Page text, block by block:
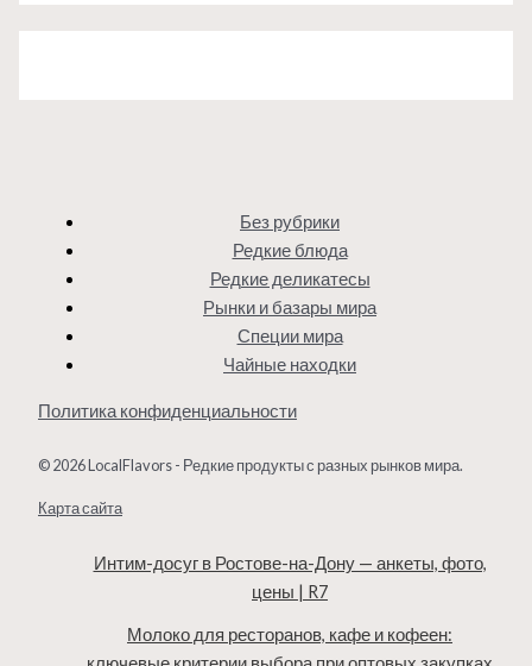
Без рубрики
Редкие блюда
Редкие деликатесы
Рынки и базары мира
Специи мира
Чайные находки
Политика конфиденциальности
© 2026 LocalFlavors - Редкие продукты с разных рынков мира.
Карта сайта
Интим-досуг в Ростове-на-Дону — анкеты, фото,
цены | R7
Молоко для ресторанов, кафе и кофеен: